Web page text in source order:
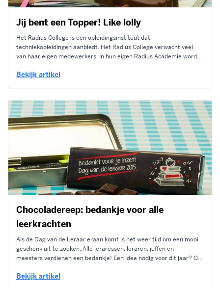
Jij bent een Topper! Like lolly
Het Radius College is een opleidingsinstituut dat
techniekopleidingen aanbiedt. Het Radius College verwacht veel
van haar eigen medewerkers. In hun eigen Radius Academie worden
stimuleren. De inzet die zij dag in dag uit geven moet beloond
Bekijk artikel
Chocoladereep: bedankje voor alle
leerkrachten
Als de Dag van de Leraar eraan komt is het weer tijd om een mooi
geschenk uit te zoeken. Alle leraressen, leraren, juffen en
meesters verdienen een bedankje! Een idee nodig voor dit jaar? Op
leerkrachten. De chocoladereep wordt...
Bekijk artikel